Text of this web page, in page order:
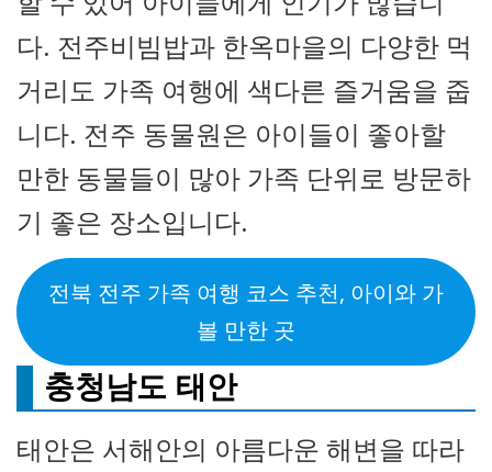
다. 전주비빔밥과 한옥마을의 다양한 먹
거리도 가족 여행에 색다른 즐거움을 줍
니다. 전주 동물원은 아이들이 좋아할
만한 동물들이 많아 가족 단위로 방문하
기 좋은 장소입니다.
전북 전주 가족 여행 코스 추천, 아이와 가
볼 만한 곳
충청남도 태안
태안은 서해안의 아름다운 해변을 따라